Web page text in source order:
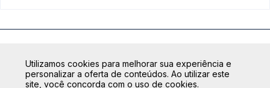
Passagens Pássaro Marron
+ Viações
Rodoviária Curitiba
Comercial Alphaville, Barueri - SP | CEP: 06453-038
CNPJ: 18.087.991/0001-57 | saconibus@queropassagem.com.br
Utilizamos cookies para melhorar sua experiência e
personalizar a oferta de conteúdos. Ao utilizar este
site, você concorda com o uso de cookies.